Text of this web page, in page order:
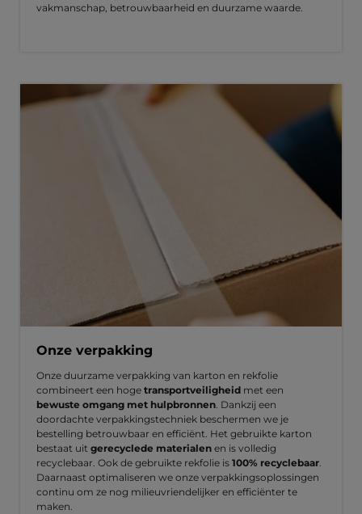
vakmanschap, betrouwbaarheid en duurzame waarde.
Onze verpakking
Onze duurzame verpakking van karton en rekfolie
combineert een hoge transportveiligheid met een
bewuste omgang met hulpbronnen. Dankzij een
doordachte verpakkingstechniek beschermen we je
bestelling betrouwbaar en efficiënt. Het gebruikte karton
bestaat uit gerecyclede materialen en is volledig
recyclebaar. Ook de gebruikte rekfolie is 100% recyclebaar.
Daarnaast optimaliseren we onze verpakkingsoplossingen
continu om ze nog milieuvriendelijker en efficiënter te
maken.